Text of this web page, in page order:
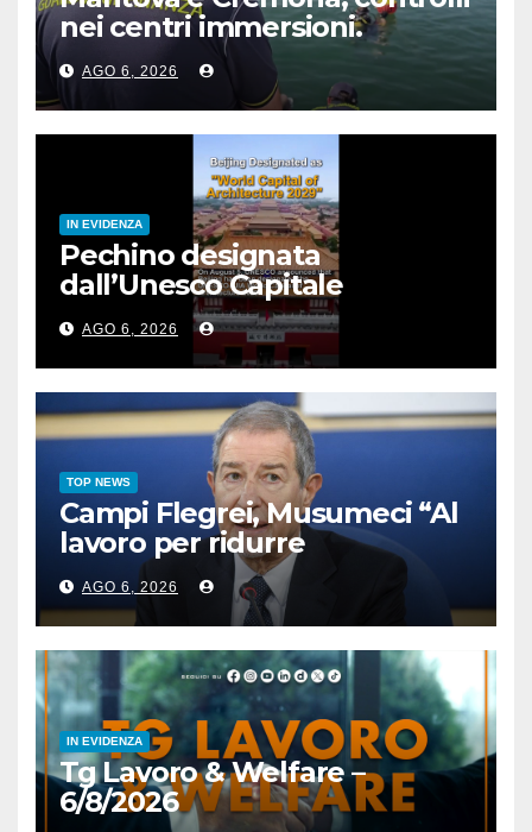
nei centri immersioni.
Sanzioni per 90 mila euro
AGO 6, 2026
IN EVIDENZA
Pechino designata
dall’Unesco Capitale
mondiale dell’architettura
2029
AGO 6, 2026
TOP NEWS
Campi Flegrei, Musumeci “Al
lavoro per ridurre
l’esposizione al rischio”
AGO 6, 2026
IN EVIDENZA
Tg Lavoro & Welfare –
6/8/2026